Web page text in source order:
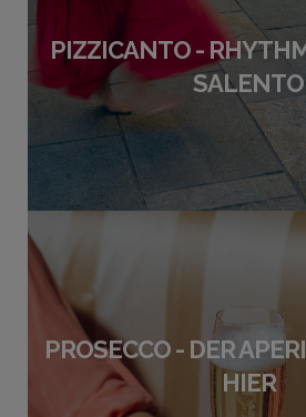
PIZZICANTO -
SALENTO
PROSECCO - DER
HIER